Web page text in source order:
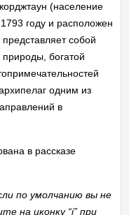
(население
году и расположен
собой
богатой
одним из
в
в рассказе
по умолчанию вы не
на иконку “i” при